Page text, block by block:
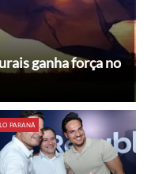
ganha força no
PARANÁ